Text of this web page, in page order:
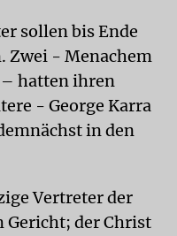
sollen bis Ende
Zwei - Menachem
– hatten ihren
- George Karra
in den
Vertreter der
Gericht; der Christ